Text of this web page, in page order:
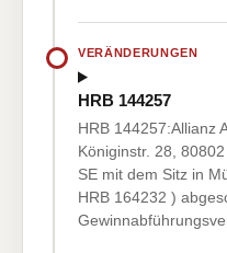
VERÄNDERUNGEN
HRB 144257
HRB 144257:Allianz
Königinstr. 28,
SE mit dem Sitz in
HRB 164232 )